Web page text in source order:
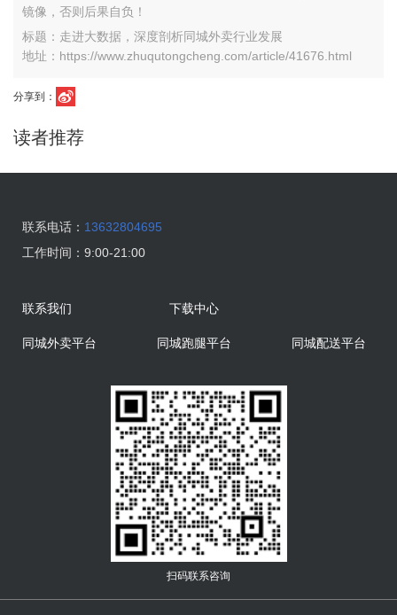
镜像，否则后果自负！
标题：走进大数据，深度剖析同城外卖行业发展
地址：https://www.zhuqutongcheng.com/article/41676.html
分享到：
读者推荐
联系电话： 13632804695
工作时间： 9:00-21:00
联系我们 下载中心
同城外卖平台 同城跑腿平台 同城配送平台
扫码联系咨询